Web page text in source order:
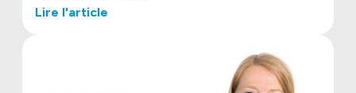
Lire l'article